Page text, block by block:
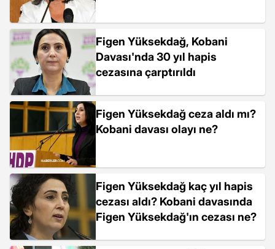
Figen Yüksekdağ, Kobani
Davası'nda 30 yıl hapis
cezasına çarptırıldı
Figen Yüksekdağ ceza aldı mı?
Kobani davası olayı ne?
Figen Yüksekdağ kaç yıl hapis
cezası aldı? Kobani davasında
Figen Yüksekdağ'ın cezası ne?